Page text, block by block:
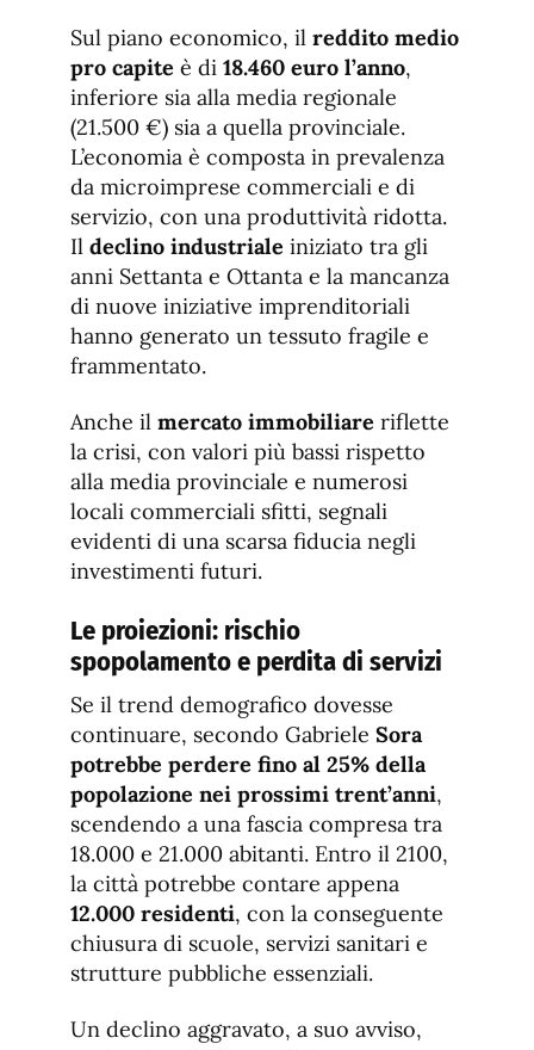
Sul piano economico, il reddito medio
pro capite è di 18.460 euro l’anno,
inferiore sia alla media regionale
(21.500 €) sia a quella provinciale.
L’economia è composta in prevalenza
da microimprese commerciali e di
servizio, con una produttività ridotta.
Il declino industriale iniziato tra gli
anni Settanta e Ottanta e la mancanza
di nuove iniziative imprenditoriali
hanno generato un tessuto fragile e
frammentato.
Anche il mercato immobiliare riflette
la crisi, con valori più bassi rispetto
alla media provinciale e numerosi
locali commerciali sfitti, segnali
evidenti di una scarsa fiducia negli
investimenti futuri.
Le proiezioni: rischio
spopolamento e perdita di servizi
Se il trend demografico dovesse
continuare, secondo Gabriele Sora
potrebbe perdere fino al 25% della
popolazione nei prossimi trent’anni,
scendendo a una fascia compresa tra
18.000 e 21.000 abitanti. Entro il 2100,
la città potrebbe contare appena
12.000 residenti, con la conseguente
chiusura di scuole, servizi sanitari e
strutture pubbliche essenziali.
Un declino aggravato, a suo avviso,